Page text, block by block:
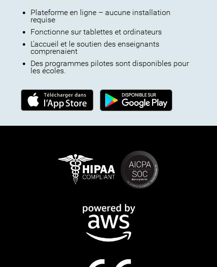
Plateforme en ligne – aucune installation
requise
Fonctionne sur tablettes et ordinateurs
L'accueil et le soutien des enseignants
comprenaient
Des programmes pilotes sont disponibles pour
les écoles.